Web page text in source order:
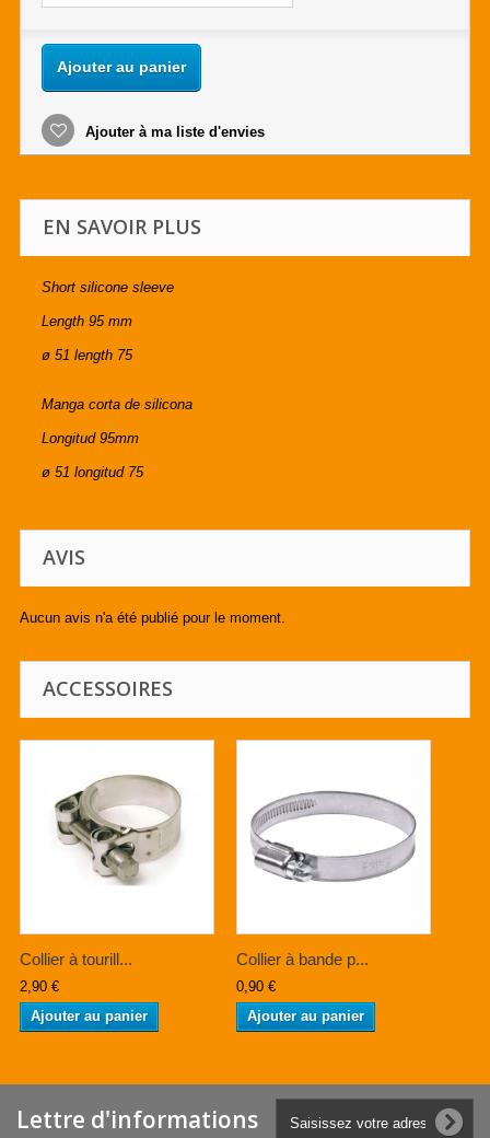
Ajouter au panier
Ajouter à ma liste d'envies
EN SAVOIR PLUS
Short silicone sleeve
Length 95 mm
ø 51 length 75
Manga corta de silicona
Longitud 95mm
ø 51 longitud 75
AVIS
Aucun avis n'a été publié pour le moment.
ACCESSOIRES
Collier à tourill...
2,90 €
Ajouter au panier
Collier à bande p...
0,90 €
Ajouter au panier
Lettre d'informations